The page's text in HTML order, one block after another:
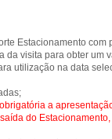
Estacionamento com
da visita para obter um
utilização na data
a
do